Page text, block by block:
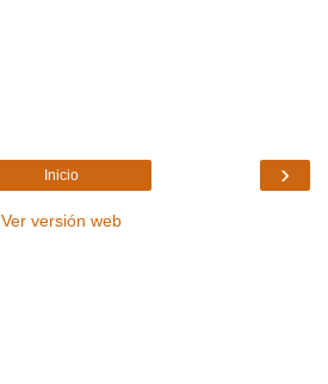
›
Inicio
Ver versión web